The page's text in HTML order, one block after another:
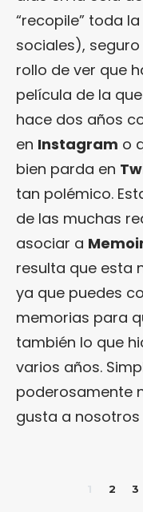
“recopile” toda
sociales),
rollo de ver que
película de la
hace dos años
en Instagram o
bien parda en
tan polémico.
de las muchas
asociar a
resulta que esta
ya que puedes
memorias para
también lo que
varios años.
poderosamente
gusta a
1 2 3